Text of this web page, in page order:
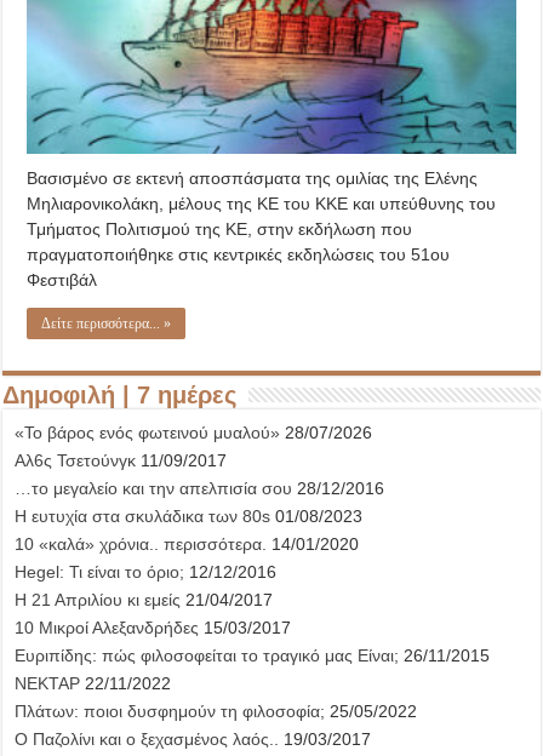
Βασισμένο σε εκτενή αποσπάσματα της ομιλίας της Ελένης
Μηλιαρονικολάκη, μέλους της ΚΕ του ΚΚΕ και υπεύθυνης του
Τμήματος Πολιτισμού της ΚΕ, στην εκδήλωση που
πραγματοποιήθηκε στις κεντρικές εκδηλώσεις του 51ου
Φεστιβάλ
Δείτε περισσότερα... »
Δημοφιλή | 7 ημέρες
«Το βάρος ενός φωτεινού μυαλού» 28/07/2026
Αλ6ς Τσετούνγκ 11/09/2017
…το μεγαλείο και την απελπισία σου 28/12/2016
Η ευτυχία στα σκυλάδικα των 80s 01/08/2023
10 «καλά» χρόνια.. περισσότερα. 14/01/2020
Hegel: Τι είναι το όριο; 12/12/2016
Η 21 Απριλίου κι εμείς 21/04/2017
10 Μικροί Αλεξανδρήδες 15/03/2017
Ευριπίδης: πώς φιλοσοφείται το τραγικό μας Είναι; 26/11/2015
ΝΕΚΤΑΡ 22/11/2022
Πλάτων: ποιοι δυσφημούν τη φιλοσοφία; 25/05/2022
Ο Παζολίνι και ο ξεχασμένος λαός.. 19/03/2017